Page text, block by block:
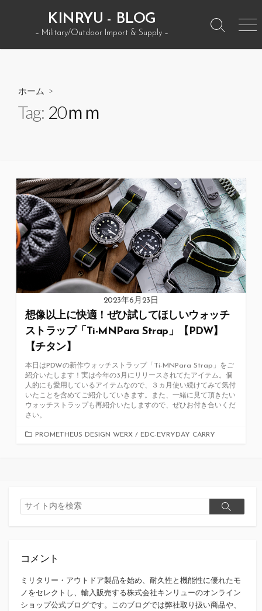
ン
KINRYU - BLOG
– Military/Outdoor Import & Supply –
検
メ
ホーム >
Tag: 20ｍｍ
2023年6月23日
想像以上に快適！ぜひ試してほしいウォッチ
ストラップ「Ti-MNPara Strap」【PDW】
【チタン】
本日はPDWの新作ウォッチストラップ「Ti-MNPara Strap」をご
紹介いたします！実は今年の3月にリリースされてたアイテム。個
人的にも愛用しているアイテムなので、３ヵ月使い続けてみて気付
いたことを含めてご紹介していきます。また、一緒に見て頂きたい
ウォッチストラップも再紹介いたしますので、ぜひお付き合いくだ
さい。
カPROMETHEUS DESIGN WERX / EDC-EVRYDAY CARRY
検
索
検
コメント
ミリタリー・アウトドア製品を始め、耐久性と機能性に優れたモ
ノをセレクトし、輸入販売する株式会社キンリューのオンライン
ショップ公式ブログです。このブログでは弊社取り扱い商品や、